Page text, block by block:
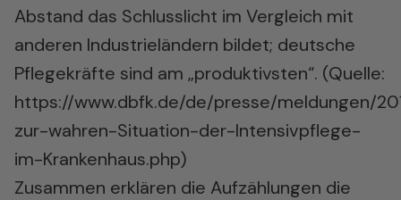
Abstand das Schlusslicht im Vergleich mit
anderen Industrieländern bildet; deutsche
Pflegekräfte sind am „produktivsten“. (Quelle:
https://www.dbfk.de/de/presse/meldungen/
zur-wahren-Situation-der-Intensivpflege-
im-Krankenhaus.php)
Zusammen erklären die Aufzählungen die